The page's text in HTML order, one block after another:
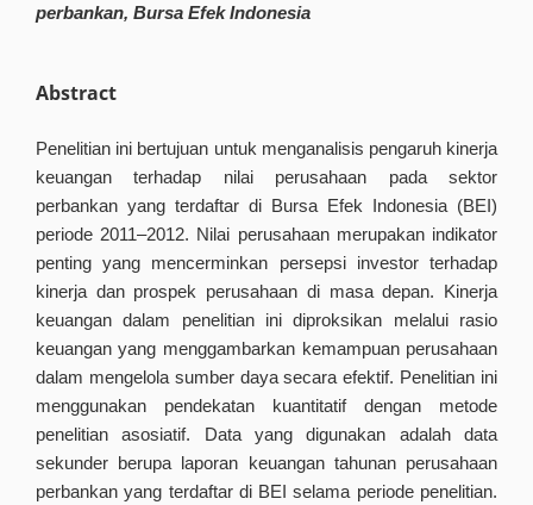
perbankan, Bursa Efek Indonesia
Abstract
Penelitian ini bertujuan untuk menganalisis pengaruh kinerja
keuangan terhadap nilai perusahaan pada sektor
perbankan yang terdaftar di Bursa Efek Indonesia (BEI)
periode 2011–2012. Nilai perusahaan merupakan indikator
penting yang mencerminkan persepsi investor terhadap
kinerja dan prospek perusahaan di masa depan. Kinerja
keuangan dalam penelitian ini diproksikan melalui rasio
keuangan yang menggambarkan kemampuan perusahaan
dalam mengelola sumber daya secara efektif. Penelitian ini
menggunakan pendekatan kuantitatif dengan metode
penelitian asosiatif. Data yang digunakan adalah data
sekunder berupa laporan keuangan tahunan perusahaan
perbankan yang terdaftar di BEI selama periode penelitian.